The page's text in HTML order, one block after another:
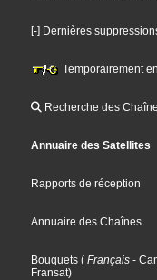
[-] Dernières
Temporairement
Recherche des
Annuaire des Satellites
Rapports de réception
Annuaire des Chaînes
Bouquets ( Français -
Fransat)